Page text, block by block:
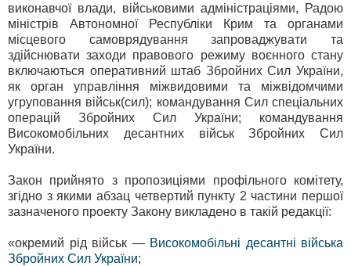
виконавчої влади, військовими адміністраціями, Радою
міністрів Автономної Республіки Крим та органами
місцевого самоврядування запроваджувати та
здійснювати заходи правового режиму воєнного стану
включаються оперативний штаб Збройних Сил України,
як орган управління міжвидовими та міжвідомчими
угруповання військ(сил); командування Сил спеціальних
операцій Збройних Сил України; командування
Високомобільних десантних військ Збройних Сил
України.
Закон прийнято з пропозиціями профільного комітету,
згідно з якими абзац четвертий пункту 2 частини першої
зазначеного проекту Закону викладено в такій редакції:
«окремий рід військ — Високомобільні десантні війська
Збройних Сил України;